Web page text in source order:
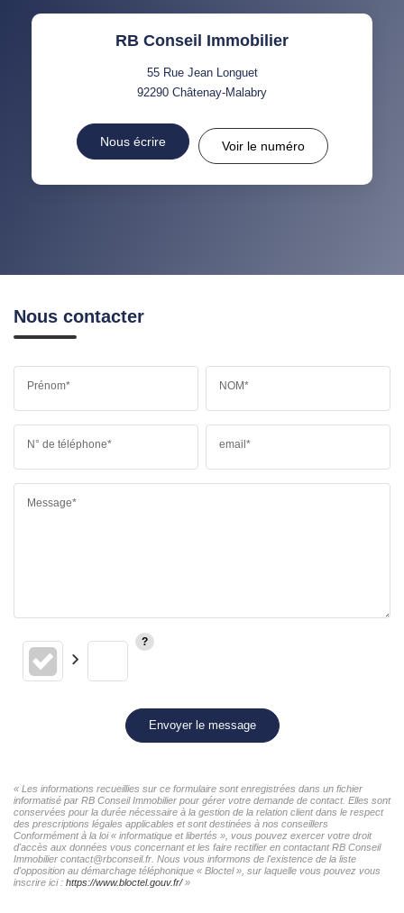
RB Conseil Immobilier
55 Rue Jean Longuet
92290 Châtenay-Malabry
Nous écrire Voir le numéro
Nous contacter
Prénom* NOM*
N° de téléphone* email*
Message*
Envoyer le message
« Les informations recueillies sur ce formulaire sont enregistrées dans un fichier
informatisé par RB Conseil Immobilier pour gérer votre demande de contact. Elles sont
conservées pour la durée nécessaire à la gestion de la relation client dans le respect
des prescriptions légales applicables et sont destinées à nos conseillers
Conformément à la loi « informatique et libertés », vous pouvez exercer votre droit
d'accès aux données vous concernant et les faire rectifier en contactant RB Conseil
Immobilier contact@rbconseil.fr. Nous vous informons de l'existence de la liste
d'opposition au démarchage téléphonique « Bloctel », sur laquelle vous pouvez vous
inscrire ici : https://www.bloctel.gouv.fr/»